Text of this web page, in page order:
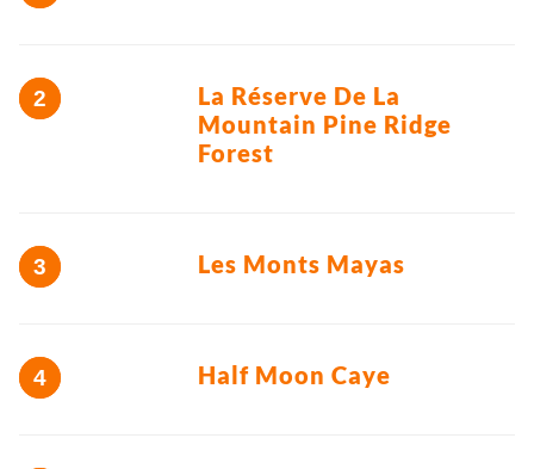
La Réserve De La
Mountain Pine Ridge
Forest
Les Monts Mayas
Half Moon Caye